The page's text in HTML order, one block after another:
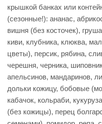
крышкой банках или
(сезонные!): ананас,
вишня (без косточек),
киви, клубника, клюква,
цветы), персик, рябина,
черешня, черника,
апельсинов, мандаринов,
дольки кожицу, бобовые
кабачок, кольраби,
(без кожицы), перец